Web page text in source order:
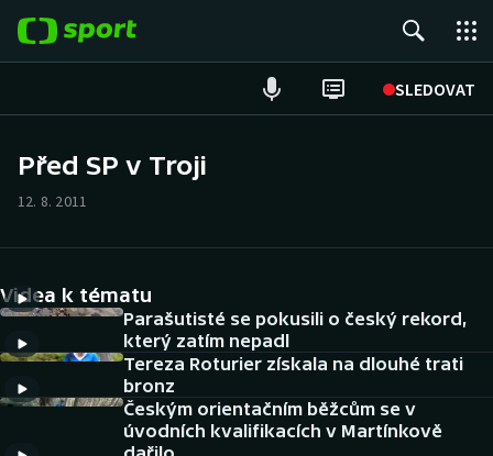
SLEDOVAT
Hokej
Tenis
Atletika
Cyklistika
DALŠÍ SPORTY
Před SP v Troji
12. 8. 2011
Videa k tématu
Parašutisté se pokusili o český rekord,
který zatím nepadl
Tereza Roturier získala na dlouhé trati
bronz
Českým orientačním běžcům se v
úvodních kvalifikacích v Martínkově